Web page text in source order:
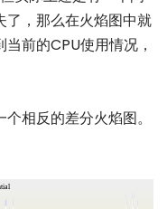
了，那么在火焰图中就
前的CPU使用情况，
相反的差分火焰图。